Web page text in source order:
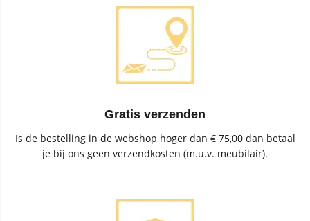
Gratis verzenden
Is de bestelling in de webshop hoger dan € 75,00 dan betaal
je bij ons geen verzendkosten (m.u.v. meubilair).